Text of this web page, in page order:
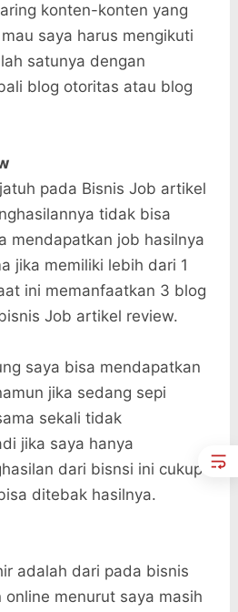
konten-konten yang
saya harus mengikuti
satunya dengan
blog otoritas atau blog
pada Bisnis Job artikel
tidak bisa
mendapatkan job hasilnya
jika memiliki lebih dari 1
ini memanfaatkan 3 blog
Job artikel review.
saya bisa mendapatkan
jika sedang sepi
sekali tidak
jika saya hanya
dari bisnsi ini cukup
ditebak hasilnya.
adalah dari pada bisnis
online menurut saya masih